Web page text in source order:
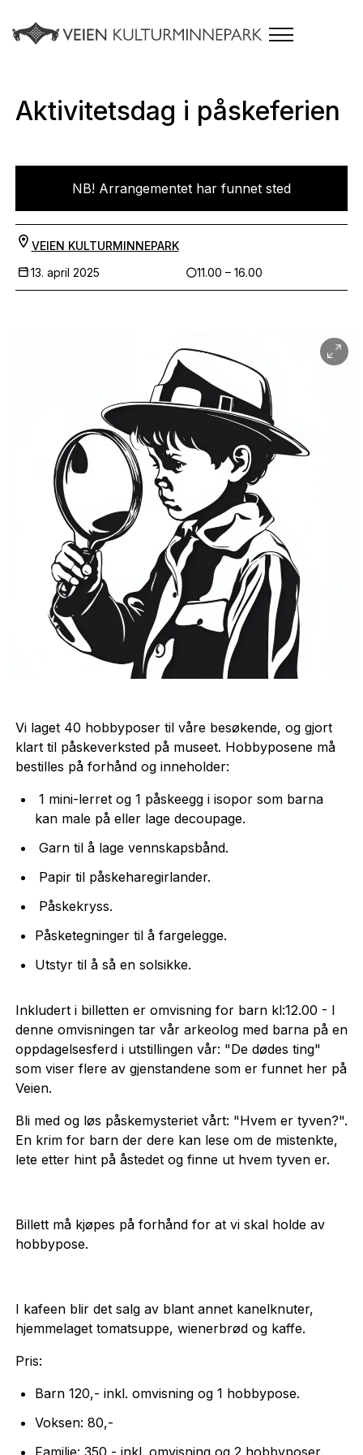
Aktivitetsdag i påskeferien
NB! Arrangementet har funnet sted
VEIEN KULTURMINNEPARK
13. april 2025
11.00 – 16.00
Vi laget 40 hobbyposer til våre besøkende, og gjort
klart til påskeverksted på museet. Hobbyposene må
bestilles på forhånd og inneholder:
1 mini-lerret og 1 påskeegg i isopor som barna
kan male på eller lage decoupage.
Garn til å lage vennskapsbånd.
Papir til påskeharegirlander.
Påskekryss.
Påsketegninger til å fargelegge.
Utstyr til å så en solsikke.
Inkludert i billetten er omvisning for barn kl:12.00 - I
denne omvisningen tar vår arkeolog med barna på en
oppdagelsesferd i utstillingen vår: "De dødes ting"
som viser flere av gjenstandene som er funnet her på
Veien.
Bli med og løs påskemysteriet vårt: "Hvem er tyven?".
En krim for barn der dere kan lese om de mistenkte,
lete etter hint på åstedet og finne ut hvem tyven er.
Billett må kjøpes på forhånd for at vi skal holde av
hobbypose.
I kafeen blir det salg av blant annet kanelknuter,
hjemmelaget tomatsuppe, wienerbrød og kaffe.
Pris:
Barn 120,- inkl. omvisning og 1 hobbypose.
Voksen: 80,-
Familie: 350,- inkl. omvisning og 2 hobbyposer.